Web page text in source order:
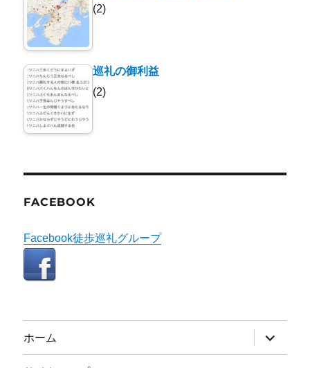
(2)
巡礼の御利益
(2)
FACEBOOK
Facebook徒歩巡礼グループ
ホーム
ブ
メ